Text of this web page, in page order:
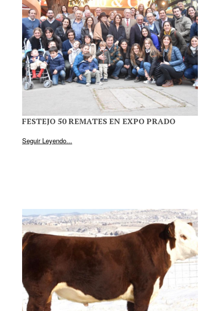
FESTEJO 50 REMATES EN EXPO PRADO
Seguir Leyendo...